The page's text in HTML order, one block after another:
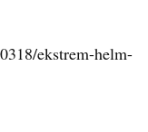
ekstrem-helm-